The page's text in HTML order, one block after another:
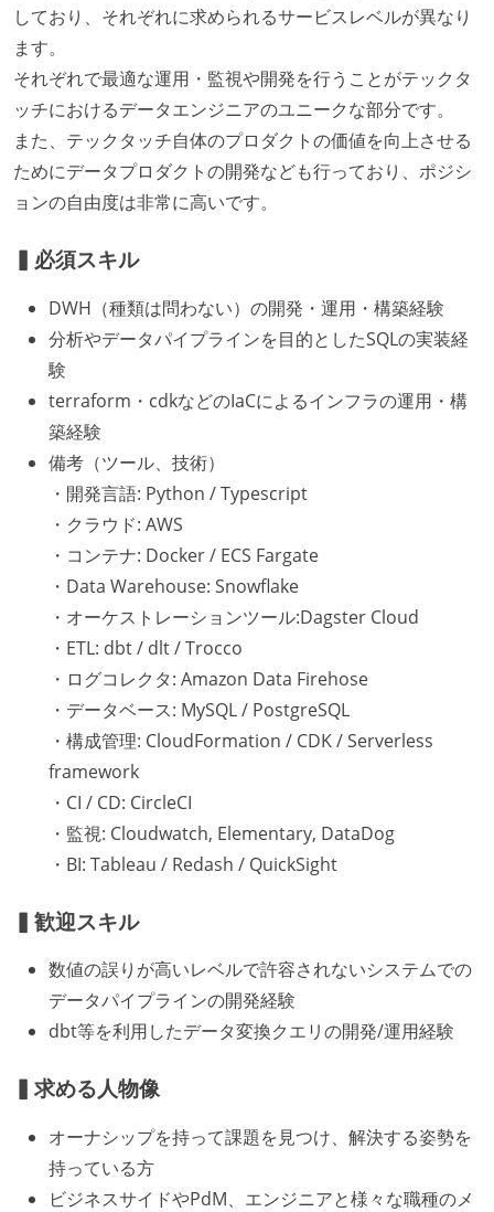
しており、それぞれに求められるサービスレベルが異なり
ます。
それぞれで最適な運用・監視や開発を行うことがテックタ
ッチにおけるデータエンジニアのユニークな部分です。
また、テックタッチ自体のプロダクトの価値を向上させる
ためにデータプロダクトの開発なども行っており、ポジシ
ョンの自由度は非常に高いです。
▍必須スキル
DWH（種類は問わない）の開発・運用・構築経験
分析やデータパイプラインを目的としたSQLの実装経
験
terraform・cdkなどのIaCによるインフラの運用・構
築経験
備考（ツール、技術）
・開発言語: Python / Typescript
・クラウド: AWS
・コンテナ: Docker / ECS Fargate
・Data Warehouse: Snowflake
・オーケストレーションツール:Dagster Cloud
・ETL: dbt / dlt / Trocco
・ログコレクタ: Amazon Data Firehose
・データベース: MySQL / PostgreSQL
・構成管理: CloudFormation / CDK / Serverless
framework
・CI / CD: CircleCI
・監視: Cloudwatch, Elementary, DataDog
・BI: Tableau / Redash / QuickSight
▍歓迎スキル
数値の誤りが高いレベルで許容されないシステムでの
データパイプラインの開発経験
dbt等を利用したデータ変換クエリの開発/運用経験
▍求める人物像
オーナシップを持って課題を見つけ、解決する姿勢を
持っている方
ビジネスサイドやPdM、エンジニアと様々な職種のメ